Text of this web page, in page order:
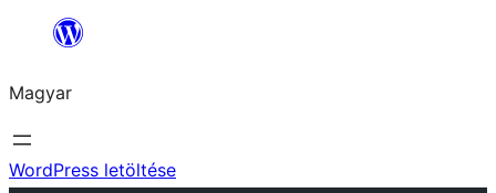
Ugrás
tartalomhoz
Magyar
WordPress letöltése